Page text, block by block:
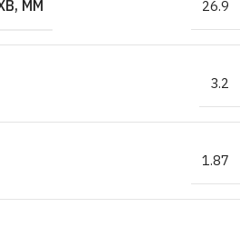
MM
26.9
3.2
1.87